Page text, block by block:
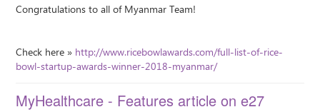
Congratulations to all of Myanmar Team!
Check here » http://www.ricebowlawards.com/full-list-of-rice-
bowl-startup-awards-winner-2018-myanmar/
MyHealthcare - Features article on e27